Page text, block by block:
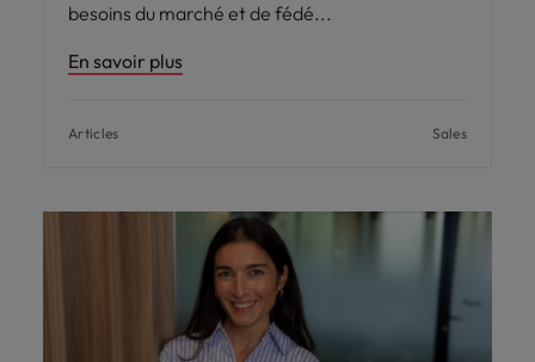
besoins du marché et de fédé
En savoir plus
Articles Sales